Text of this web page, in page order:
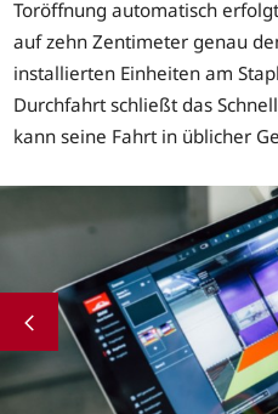
Toröffnung automatisch
auf zehn Zentimeter genau
installierten Einheiten am
Durchfahrt schließt das
kann seine Fahrt in üblicher